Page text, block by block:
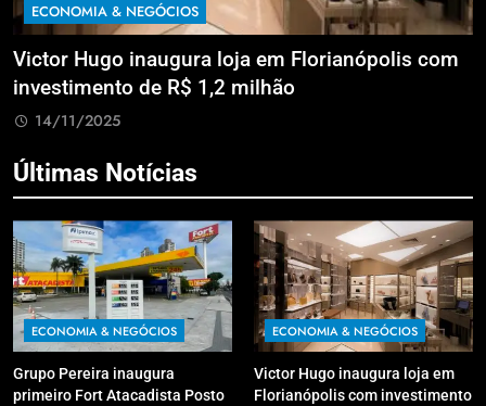
ECONOMIA & NEGÓCIOS
Victor Hugo inaugura loja em Florianópolis com
investimento de R$ 1,2 milhão
14/11/2025
Últimas Notícias
ECONOMIA & NEGÓCIOS
Grupo Pereira inaugura
primeiro Fort Atacadista Posto
ECONOMIA & NEGÓCIOS
Victor Hugo inaugura loja em
Florianópolis com investimento